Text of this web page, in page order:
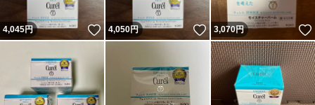
4,045円 いいね！
4,050円 いいね！
3,070円